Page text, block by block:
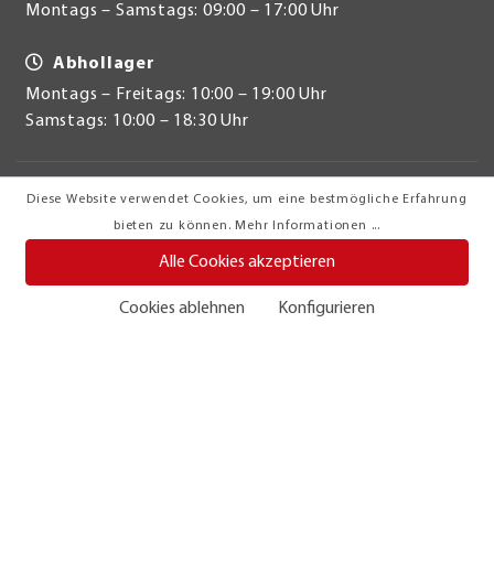
Diese Website verwendet Cookies, um eine bestmögliche Erfahrung
bieten zu können. Mehr Informationen ...
Alle Cookies akzeptieren
Cookies ablehnen Konfigurieren
Montags – Samstags: 09:00 – 17:00 Uhr
Abhollager
Montags – Freitags: 10:00 – 19:00 Uhr
Samstags: 10:00 – 18:30 Uhr
Ihr Möbelhaus in Westfalen
Möbel Turflon Werl